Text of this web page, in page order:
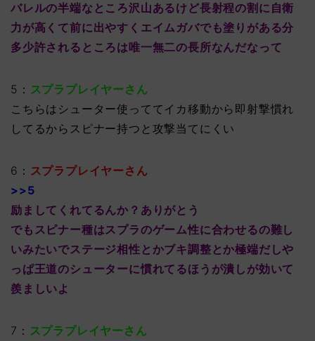
バレルの半端なところ沢山あるけど長射程の割に自衛
力が高くて前に出やすくエイムガバでも塗りがある分
多少許されるところは唯一無二の長所なんだなって
5： スプラプレイヤーさん
こちらはシューター使っててイカ移動から即射撃慣れ
してるからスピナー持つと攻撃当てにくい
6： スプラプレイヤーさん
>>5
励ましてくれてるんか？ありがとう
でもスピナー種はスプラのゲーム性に合わせるの難し
いみたいでステージ相性とかブキ調整とか極端だしや
っぱ王道のシューターに慣れてるほうが潰しが効いて
羨ましいよ
7： スプラプレイヤーさん